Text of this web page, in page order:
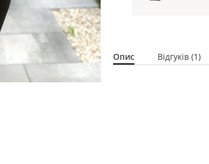
Опис Відгуків (1)